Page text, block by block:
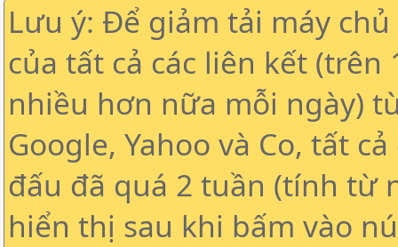
Lưu ý: Để giảm tải máy
của tất cả các liên kết (trên
nhiều hơn nữa mỗi ngày)
Google, Yahoo và Co, tất
đấu đã quá 2 tuần (tính từ
hiển thị sau khi bấm vào